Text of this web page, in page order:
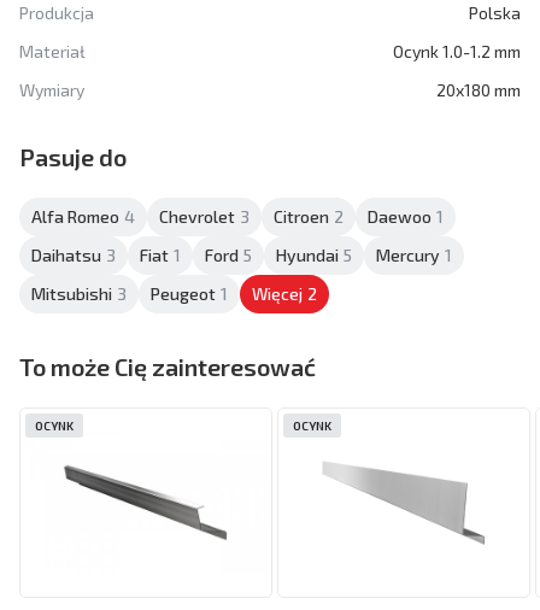
Produkcja
Polska
Materiał
Ocynk 1.0-1.2 mm
Wymiary
20x180 mm
Pasuje do
Alfa Romeo 4 Chevrolet 3 Citroen 2 Daewoo 1
Daihatsu 3 Fiat 1 Ford 5 Hyundai 5 Mercury 1
Mitsubishi 3 Peugeot 1 Więcej 2
To może Cię zainteresować
OCYNK OCYNK